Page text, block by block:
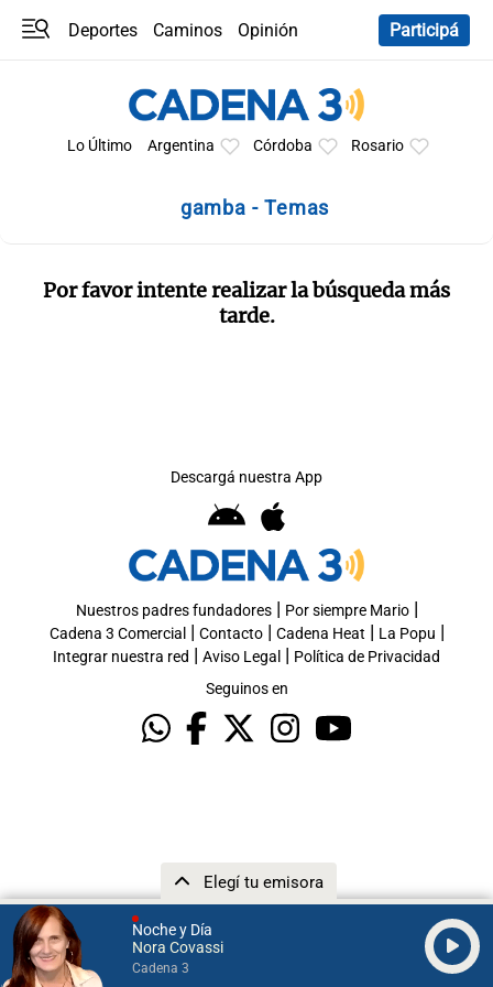
Noche y Día
Nora Covassi
Cadena 3
Elegí tu emisora
Deportes Caminos
Opinión
Participá
Lo Último Argentina Córdoba Rosario
gamba - Temas
Por favor intente realizar la búsqueda más
tarde.
Descargá nuestra App
Nuestros padres fundadores| Por siempre Mario|
Cadena 3 Comercial | Contacto| Cadena Heat | La Popu |
Integrar nuestra red | Aviso Legal | Política de Privacidad
Seguinos en